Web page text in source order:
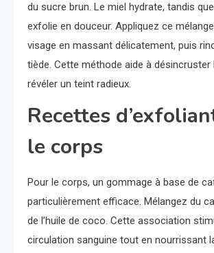
du sucre brun. Le miel hydrate, tandis
exfolie en douceur. Appliquez ce
visage en massant délicatement, puis
tiède. Cette méthode aide à
révéler un teint radieux.
Recettes
le corps
Pour le corps, un gommage à base de
particulièrement efficace. Mélangez du
de l’huile de coco. Cette association
circulation sanguine tout en nourrissant